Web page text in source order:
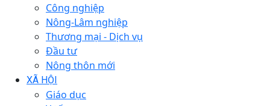
Công nghiệp
Nông-Lâm nghiệp
Thương mại - Dịch vụ
Đầu tư
Nông thôn mới
XÃ HỘI
Giáo dục